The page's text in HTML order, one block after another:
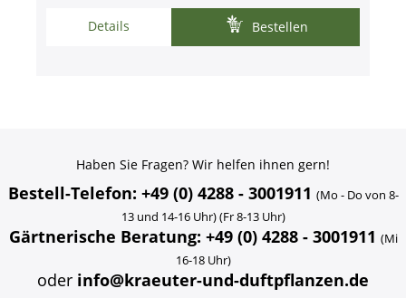
Details Bestellen
Haben Sie Fragen? Wir helfen ihnen gern!
Bestell-Telefon: +49 (0) 4288 - 3001911 (Mo - Do von 8-
13 und 14-16 Uhr) (Fr 8-13 Uhr)
Gärtnerische Beratung: +49 (0) 4288 - 3001911 (Mi
16-18 Uhr)
oder info@kraeuter-und-duftpflanzen.de